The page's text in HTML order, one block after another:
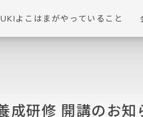
よこはまがやっていること
成研修 開講のお知